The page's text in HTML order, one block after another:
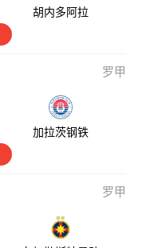
胡内多阿拉
罗甲
加拉茨钢铁
罗甲